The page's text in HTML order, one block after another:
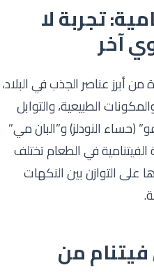
تجربة لا
آخر
أبرز عناصر الجذب في البلاد،
الطبيعية، والتوابل
(حساء النودلز) و”البان مي”
في الطعام تختلف
التوازن بين النكهات
من